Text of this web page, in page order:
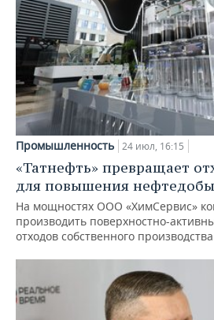
Промышленность 24 июл, 16:15
«Татнефть» превращает
для повышения
На мощностях ООО «ХимСервис»
производить поверхностно-
отходов собственного производства